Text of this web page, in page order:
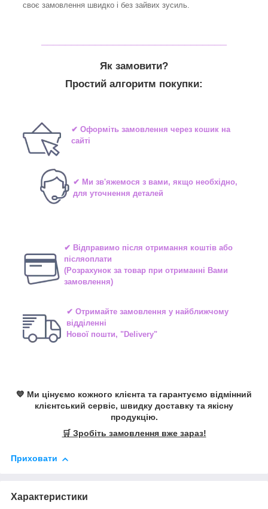
своє замовлення швидко і без зайвих зусиль.
Як замовити?
Простий алгоритм покупки:
✔ Оформіть замовлення через кошик на
сайті
✔ Ми зв'яжемося з вами, якщо необхідно,
для уточнення деталей
✔ Відправимо після отримання коштів або
післяоплати
(Розрахунок за товар при отриманні Вами
замовлення)
✔ Отримайте замовлення у найближчому
відділенні
Нової пошти, "Delivery"
💙 Ми цінуємо кожного клієнта та гарантуємо відмінний
клієнтський сервіс, швидку доставку та якісну
продукцію.
🛒 Зробіть замовлення вже зараз!
Приховати
Характеристики